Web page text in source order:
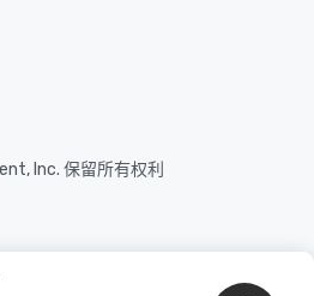
Inc. 保留所有权利